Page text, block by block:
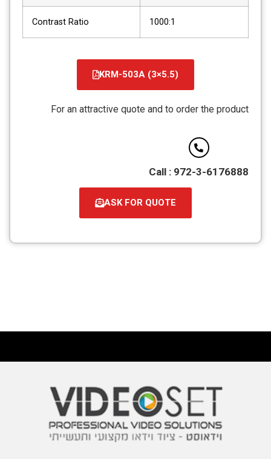
Contrast Ratio 1000:1
(KRM-503A (3×5.5
קובץ
PDF
For an attractive quote and to order the product
Call : 972-3-6176888
ASK FOR QUOTE